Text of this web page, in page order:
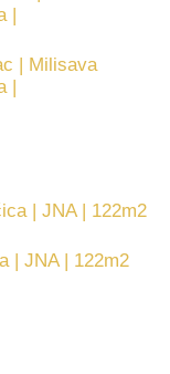
| Milisava
|
| JNA | 122m2